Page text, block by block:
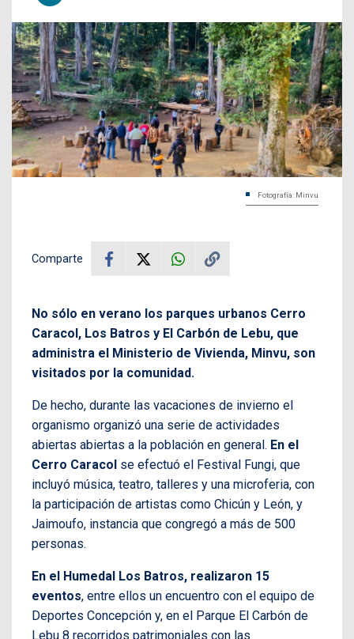
Fotografía: Minvu
Comparte
No sólo en verano los parques urbanos Cerro
Caracol, Los Batros y El Carbón de Lebu, que
administra el Ministerio de Vivienda, Minvu, son
visitados por la comunidad.
De hecho, durante las vacaciones de invierno el
organismo organizó una serie de actividades
abiertas abiertas a la población en general. En el
Cerro Caracol se efectuó el Festival Fungi, que
incluyó música, teatro, talleres y una microferia, con
la participación de artistas como Chicún y León, y
Jaimoufo, instancia que congregó a más de 500
personas.
En el Humedal Los Batros, realizaron 15
eventos, entre ellos un encuentro con el equipo de
Deportes Concepción y, en el Parque El Carbón de
Lebu 8 recorridos patrimoniales con las